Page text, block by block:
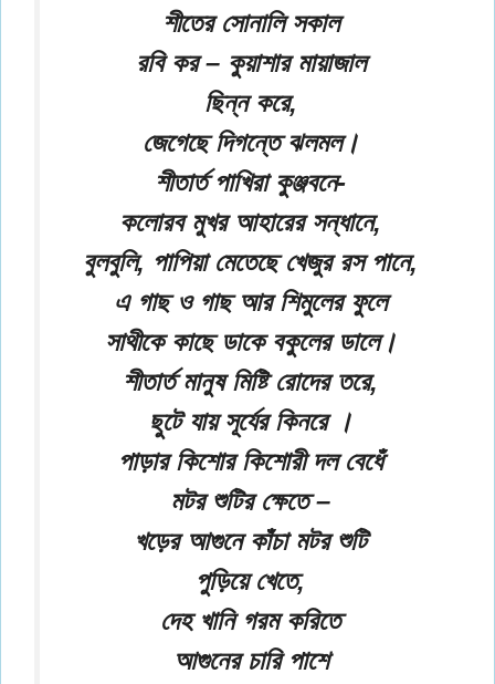
শীতের সোনালি সকাল
রবি কর – কুয়াশার মায়াজাল
ছিন্ন করে,
জেগেছে দিগন্তে ঝলমল।
শীতার্ত পাখিরা কুঞ্জবনে-
কলোরব মুখর আহারের সন্ধানে,
বুলবুলি, পাপিয়া মেতেছে খেজুর রস পানে,
এ গাছ ও গাছ আর শিমুলের ফুলে
সাথীকে কাছে ডাকে বকুলের ডালে।
শীতার্ত মানুষ মিষ্টি রোদের তরে,
ছুটে যায় সূর্যের কিনরে ।
পাড়ার কিশোর কিশোরী দল বেধেঁ
মটর শুটির ক্ষেতে –
খড়ের আগুনে কাঁচা মটর শুটি
পুড়িয়ে খেতে,
দেহ খানি গরম করিতে
আগুনের চারি পাশে